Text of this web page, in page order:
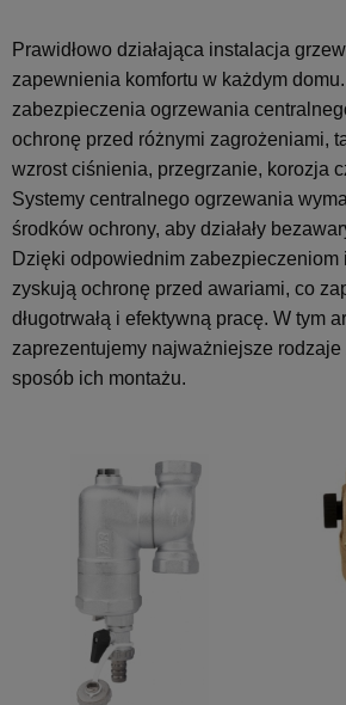
Prawidłowo działająca instalacja
zapewnienia komfortu w każdym domu.
zabezpieczenia ogrzewania
ochronę przed różnymi zagrożeniami,
wzrost ciśnienia, przegrzanie, korozja
Systemy centralnego ogrzewania
środków ochrony, aby działały
Dzięki odpowiednim zabezpieczeniom
zyskują ochronę przed awariami, co
długotrwałą i efektywną pracę. W tym
zaprezentujemy najważniejsze
sposób ich montażu.